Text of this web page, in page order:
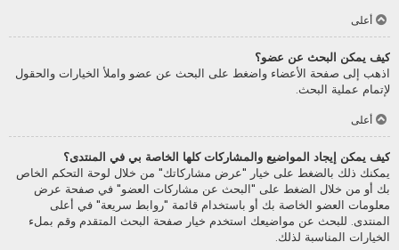
أعلى
كيف يمكن البحث عن عضو؟
اذهب إلى صفحة الأعضاء واضغط على البحث عن عضو واملأ الخيارات والحقول
لإتمام عملية البحث.
أعلى
كيف يمكن إيجاد المواضيع والمشاركات كلها الخاصة بي في المنتدى؟
يمكنك ذلك بالضغط على خيار "عرض مشاركاتك" من خلال لوحة التحكم الخاص
بك أو من خلال الضغط على "البحث عن مشاركات العضو" في صفحة عرض
معلومات العضو الخاصة بك أو باستخدام قائمة "روابط سريعة" في أعلى
المنتدى. للبحث عن مواضيعك استخدم خيار صفحة البحث المتقدم وقم بملء
الخيارات المناسبة لذلك.